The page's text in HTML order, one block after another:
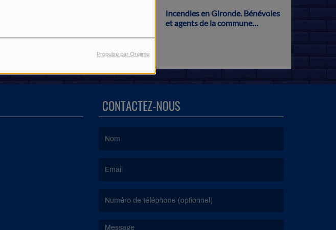
Propulsé par Orejime
Incendies en Gironde. Bénévoles
et agents de la commune
CONTACTEZ-NOUS